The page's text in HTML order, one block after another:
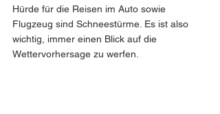
Hürde für die Reisen im Auto sowie
Flugzeug sind Schneestürme. Es ist also
wichtig, immer einen Blick auf die
Wettervorhersage zu werfen.